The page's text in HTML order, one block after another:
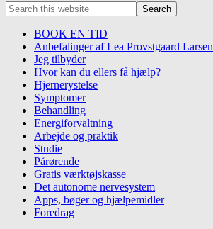
Rehabilitering
efter
hjernerystelse,
piskesmæld,
covid-
stress
Search
this
websiteBOOK EN TID
Anbefalinger af Lea Provstgaard Larsen
Jeg tilbyder
Hvor kan du ellers få hjælp?
Hjernerystelse
Symptomer
Behandling
Energiforvaltning
Arbejde og praktik
Studie
Pårørende
Gratis værktøjskasse
Det autonome nervesystem
Apps, bøger og hjælpemidler
Foredrag